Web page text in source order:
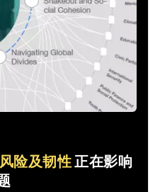
风险及韧性 正在影响